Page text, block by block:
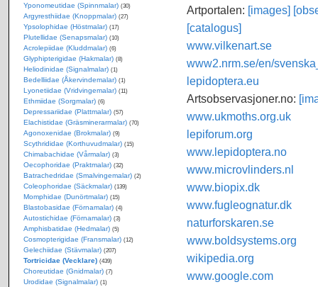
Artportalen: [images]
[catalogus]
www.vilkenart.se
www2.nrm.se/en/
lepidoptera.eu
Artsobservasjoner.no:
www.ukmoths.org.uk
lepiforum.org
www.lepidoptera.no
www.microvlinders.nl
www.biopix.dk
www.fugleognatur.dk
naturforskaren.se
www.boldsystems.org
wikipedia.org
www.google.com
Yponomeutidae (Spinnmalar) (30)
Argyresthiidae (Knoppmalar) (27)
Ypsolophidae (Höstmalar) (17)
Plutellidae (Senapsmalar) (10)
Acrolepiidae (Kluddmalar) (6)
Glyphipterigidae (Hakmalar) (8)
Heliodinidae (Signalmalar) (1)
Bedelliidae (Åkervindemalar) (1)
Lyonetiidae (Vridvingemalar) (11)
Ethmiidae (Sorgmalar) (6)
Depressariidae (Plattmalar) (57)
Elachistidae (Gräsminerarmalar) (70)
Agonoxenidae (Brokmalar) (9)
Scythrididae (Korthuvudmalar) (15)
Chimabachidae (Vårmalar) (3)
Oecophoridae (Praktmalar) (32)
Batrachedridae (Smalvingemalar) (2)
Coleophoridae (Säckmalar) (139)
Momphidae (Dunörtmalar) (15)
Blastobasidae (Förnamalar) (4)
Autostichidae (Förnamalar) (3)
Amphisbatidae (Hedmalar) (5)
Cosmopterigidae (Fransmalar) (12)
Gelechiidae (Stävmalar) (207)
Tortricidae (Vecklare) (439)
Choreutidae (Gnidmalar) (7)
Urodidae (Signalmalar) (1)